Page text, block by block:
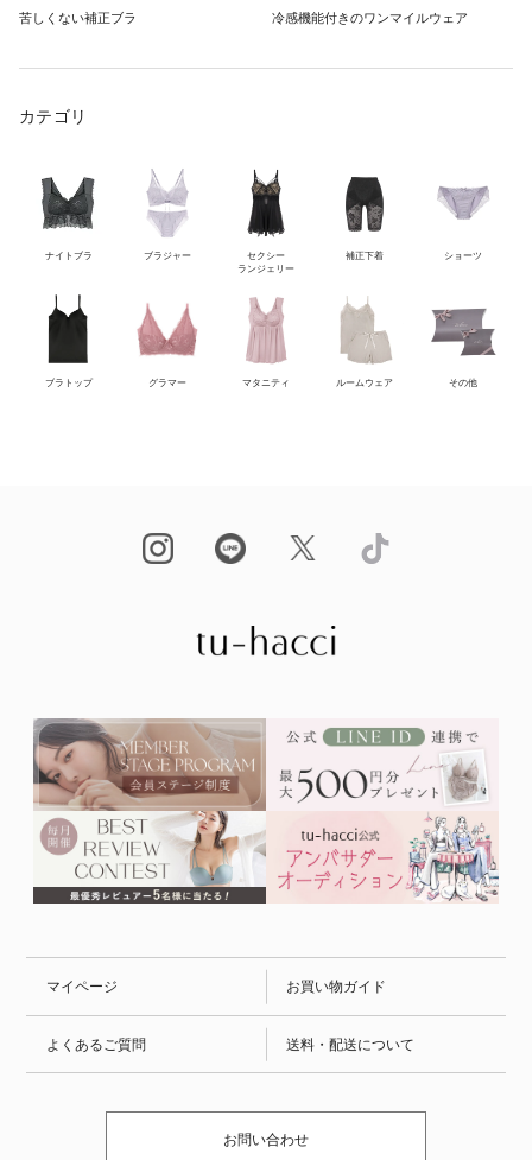
苦しくない補正ブラ 冷感機能付きのワンマイルウェア
カテゴリ
ナイトブラ ブラジャー
セクシー
ランジェリー
補正下着 ショーツ
ブラトップ グラマー マタニティ ルームウェア その他
マイページ お買い物ガイド
よくあるご質問 送料・配送について
お問い合わせ